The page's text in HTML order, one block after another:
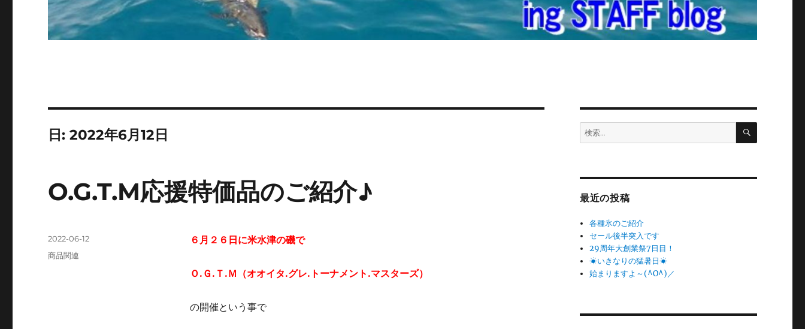
日:2022年6月12日
O.G.T.M応援特価品のご紹介♪
６月２６日に米水津の磯で
Ｏ.Ｇ.Ｔ.Ｍ（オオイタ.グレ.トーナメント.マスターズ）
の開催という事で
投
稿
2022-06-12
カ
商品関連
検
索:
検
最近の投稿
各種氷のご紹介
セール後半突入です
29周年大創業祭7日目！
☀いきなりの猛暑日☀
始まりますよ～(^O^)／